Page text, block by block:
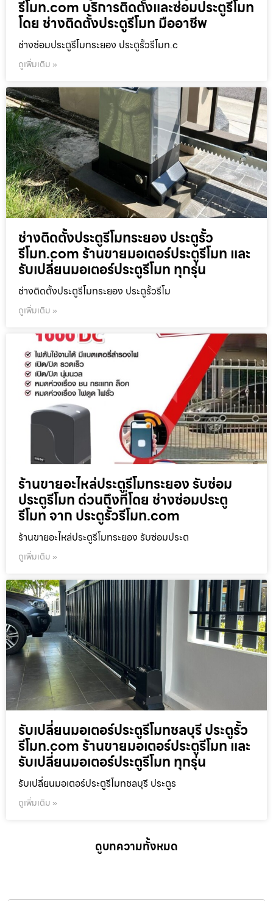
รีโมท.com บริการติดตั้งและซ่อมประตูรีโมท
โดย ช่างติดตั้งประตูรีโมท มืออาชีพ
ช่างซ่อมประตูรีโมทระยอง ประตูรั้วรีโมท.c
ดูเพิ่มเติม »
ช่างติดตั้งประตูรีโมทระยอง ประตูรั้ว
รีโมท.com ร้านขายมอเตอร์ประตูรีโมท และ
รับเปลี่ยนมอเตอร์ประตูรีโมท ทุกรุ่น
ช่างติดตั้งประตูรีโมทระยอง ประตูรั้วรีโม
ดูเพิ่มเติม »
ร้านขายอะไหล่ประตูรีโมทระยอง รับซ่อม
ประตูรีโมท ด่วนถึงที่โดย ช่างซ่อมประตู
รีโมท จาก ประตูรั้วรีโมท.com
ร้านขายอะไหล่ประตูรีโมทระยอง รับซ่อมประต
ดูเพิ่มเติม »
รับเปลี่ยนมอเตอร์ประตูรีโมทชลบุรี ประตูรั้ว
รีโมท.com ร้านขายมอเตอร์ประตูรีโมท และ
รับเปลี่ยนมอเตอร์ประตูรีโมท ทุกรุ่น
รับเปลี่ยนมอเตอร์ประตูรีโมทชลบุรี ประตูร
ดูเพิ่มเติม »
ดูบทความทั้งหมด